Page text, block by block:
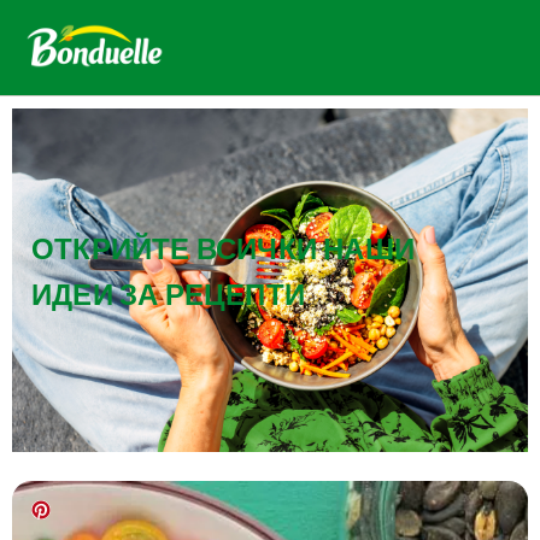
ОТКРИЙТЕ ВСИЧКИ НАШИ
ИДЕИ ЗА РЕЦЕПТИ